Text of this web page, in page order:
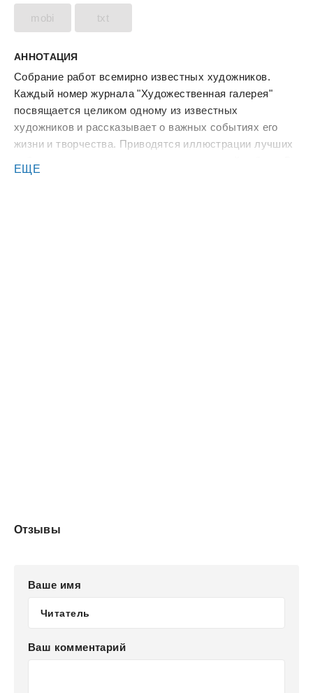
mobi txt
АННОТАЦИЯ
Собрание работ всемирно известных художников.
Каждый номер журнала "Художественная галерея"
посвящается целиком одному из известных
художников и рассказывает о важных событиях его
жизни и творчества. Приводятся иллюстрации лучших
ходе изложения материала даются дополнительные
ЕЩЕ
Отзывы
Ваше имя
Ваш комментарий